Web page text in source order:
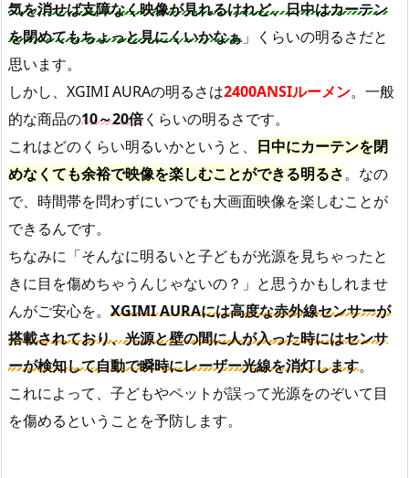
気を消せば支障なく映像が見れるけれど、日中はカーテン
を閉めてもちょっと見にくいかなぁ 」くらいの明るさだと
思います。
しかし、XGIMI AURAの明るさは2400ANSIルーメン。一般
的な商品の10～20倍くらいの明るさです。
これはどのくらい明るいかというと、 日中にカーテンを閉
めなくても余裕で映像を楽しむことができる明るさ。なの
で、時間帯を問わずにいつでも大画面映像を楽しむことが
できるんです。
ちなみに「そんなに明るいと子どもが光源を見ちゃったと
きに目を傷めちゃうんじゃないの？」と思うかもしれませ
んがご安心を。 XGIMI AURAには高度な赤外線センサーが
搭載されており、光源と壁の間に人が入った時にはセンサ
ーが検知して自動で瞬時にレーザー光線を消灯します。
これによって、子どもやペットが誤って光源をのぞいて目
を傷めるということを予防します。